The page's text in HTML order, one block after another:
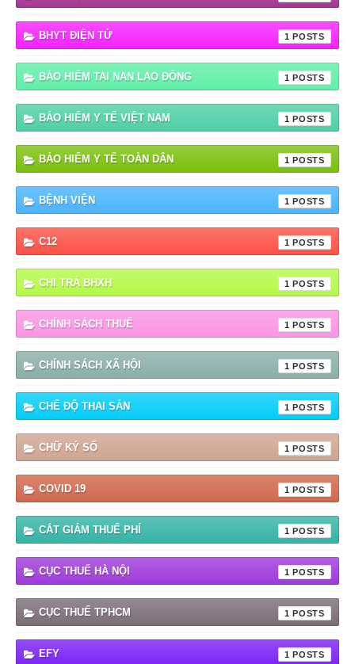
BHYT ĐIỆN TỬ 1
BẢO HIỂM TAI NAN LAO ĐÔNG 1
BẢO HIỂM Y TẾ VIỆT NAM 1
BẢO HIỂM Y TẾ TOÀN DÂN 1
BỆNH VIỆN 1
C12 1
CHI TRẢ BHXH 1
CHÍNH SÁCH THUẾ 1
CHÍNH SÁCH XÃ HỘI 1
CHẾ ĐỘ THAI SẢN 1
CHỮ KÝ SỐ 1
COVID 19 1
CẮT GIẢM THUẾ PHÍ 1
CỤC THUẾ HÀ NỘI 1
CỤC THUẾ TPHCM 1
EFY 1